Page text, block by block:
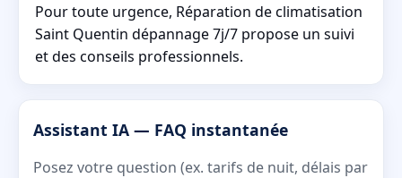
Pour toute urgence, Réparation de climatisation
Saint Quentin dépannage 7j/7 propose un suivi
et des conseils professionnels.
Assistant IA — FAQ instantanée
Posez votre question (ex. tarifs de nuit, délais par